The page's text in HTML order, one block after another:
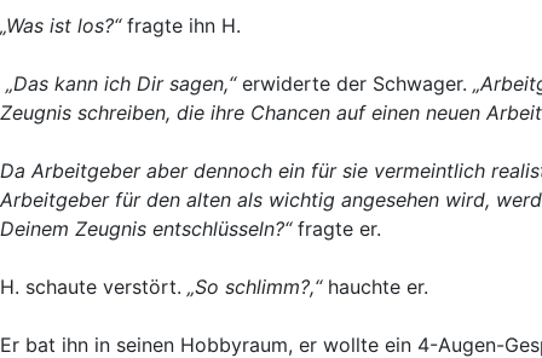
„Was ist los?“fragte ihn H.
„Das kann ich Dir sagen,“erwiderte der Schwager.
Zeugnis schreiben, die ihre Chancen auf einen neuen
Da Arbeitgeber aber dennoch ein für sie vermeintlich
Arbeitgeber für den alten als wichtig angesehen wird,
Deinem Zeugnis entschlüsseln?“ fragte er.
H. schaute verstört. „So schlimm?,“hauchte er.
Er bat ihn in seinen Hobbyraum, er wollte ein 4-Augen-